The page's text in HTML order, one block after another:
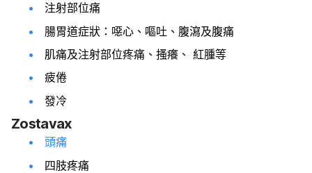
注射部位痛
腸胃道症狀：噁心、嘔吐、腹瀉及腹痛
肌痛及注射部位疼痛、搔癢、 紅腫等
疲倦
發冷
Zostavax
頭痛
四肢疼痛